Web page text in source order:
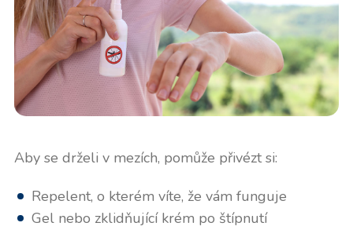
Aby se drželi v mezích, pomůže přivézt si:
Repelent, o kterém víte, že vám funguje
Gel nebo zklidňující krém po štípnutí